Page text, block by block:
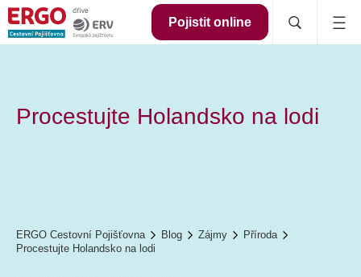
Pojistit online
Procestujte Holandsko na lodi
ERGO Cestovní Pojišťovna Blog Zájmy
Příroda
Procestujte Holandsko na lodi